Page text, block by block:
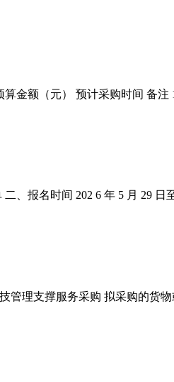
金额（元） 预计采购时间 备
报名时间 202 6 年 5 月 29 日
理支撑服务采购 拟采购的货